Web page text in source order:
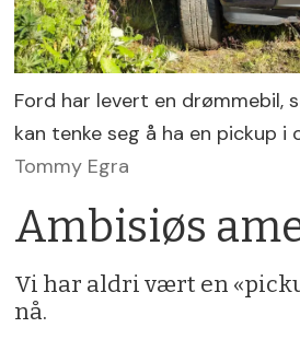
Ford har levert en drømmebil,
kan tenke seg å ha en pickup i
Tommy Egra
Ambisiøs
Vi har aldri vært en
nå.